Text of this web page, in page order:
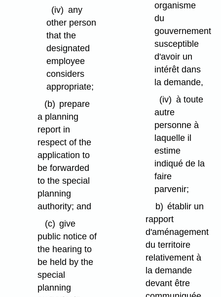
(iv) any
other person
that the
designated
employee
considers
appropriate;
(b) prepare
a planning
report in
respect of the
application to
be forwarded
to the special
planning
authority; and
(c) give
public notice of
the hearing to
be held by the
special
planning
organisme
du
gouvernement
susceptible
d'avoir un
intérêt dans
la demande,
(iv) à toute
autre
personne à
laquelle il
estime
indiqué de la
faire
parvenir;
b) établir un
rapport
d'aménagement
du territoire
relativement à
la demande
devant être